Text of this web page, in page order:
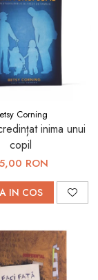
Corning
inima unui
copil
RON
IN COS